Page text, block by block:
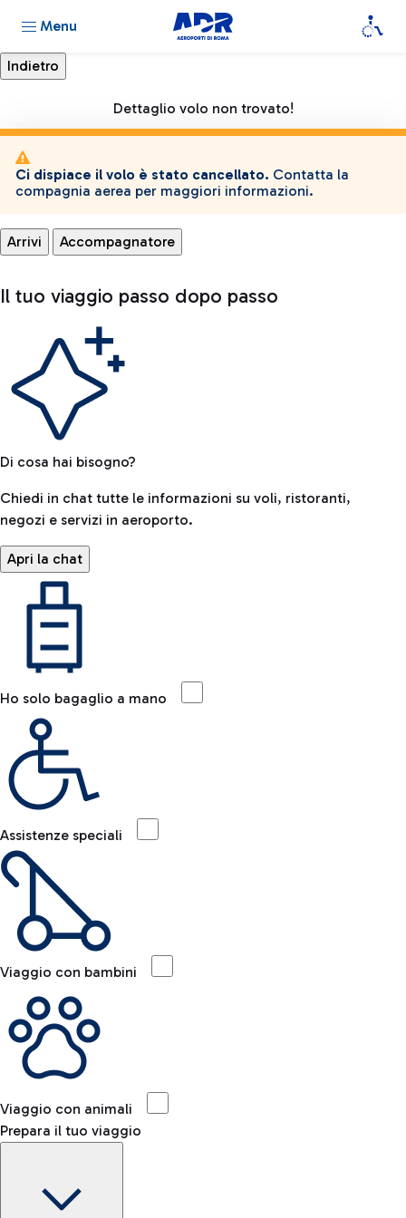
Menu
Dettaglio volo non trovato!
Ci dispiace il volo è stato cancellato. Contatta la
compagnia aerea per maggiori informazioni.
Arrivi Accompagnatore
Il tuo viaggio passo dopo passo
Di cosa hai bisogno?
Chiedi in chat tutte le informazioni su voli, ristoranti,
negozi e servizi in aeroporto.
Apri la chat
Ho solo bagaglio a mano
Assistenze speciali
Viaggio con bambini
Viaggio con animali
Prepara il tuo viaggio